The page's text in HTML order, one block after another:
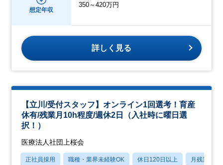
想定年収
350～420万円
詳しく見る
【立川/受付スタッフ】オンライン1回選考！育産
休有/残業月10h程度/週休2日（入社時に曜日選
択！）
医療法人社団上桜会
正社員採用 職種・業界未経験OK 休日120日以上 月残業20